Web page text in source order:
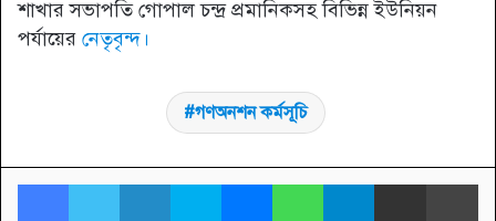
শাখার সভাপতি গোপাল চন্দ্র প্রমানিকসহ বিভিন্ন ইউনিয়ন
পর্যায়ের নেতৃবৃন্দ।
গণঅনশন কর্মসূচি
Facebook
TwitterLinkedInSkypeMessengerWhatsAppTelegram
Share via Email